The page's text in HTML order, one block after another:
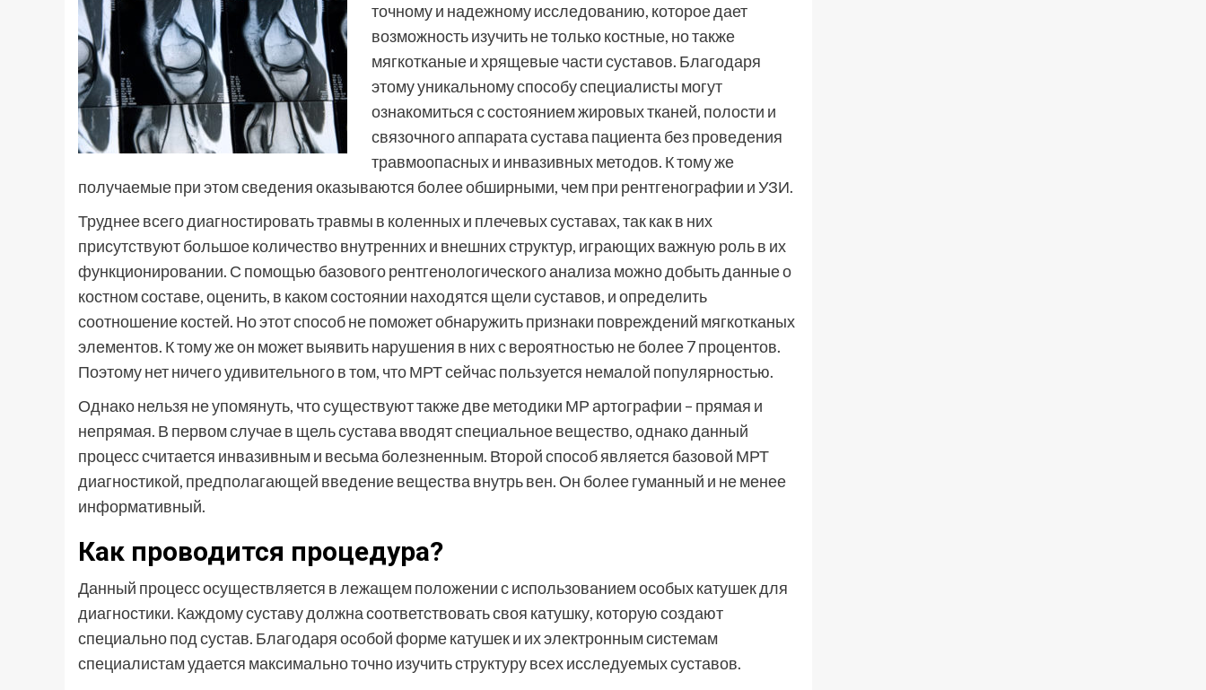
точному и надежному исследованию, которое дает
возможность изучить не только костные, но также
мягкотканые и хрящевые части суставов. Благодаря
этому уникальному способу специалисты могут
ознакомиться с состоянием жировых тканей, полости и
связочного аппарата сустава пациента без проведения
травмоопасных и инвазивных методов. К тому же
получаемые при этом сведения оказываются более обширными, чем при рентгенографии и УЗИ.
Труднее всего диагностировать травмы в коленных и плечевых суставах, так как в них
присутствуют большое количество внутренних и внешних структур, играющих важную роль в их
функционировании. С помощью базового рентгенологического анализа можно добыть данные о
костном составе, оценить, в каком состоянии находятся щели суставов, и определить
соотношение костей. Но этот способ не поможет обнаружить признаки повреждений мягкотканых
элементов. К тому же он может выявить нарушения в них с вероятностью не более 7 процентов.
Поэтому нет ничего удивительного в том, что МРТ сейчас пользуется немалой популярностью.
Однако нельзя не упомянуть, что существуют также две методики МР артографии – прямая и
непрямая. В первом случае в щель сустава вводят специальное вещество, однако данный
процесс считается инвазивным и весьма болезненным. Второй способ является базовой МРТ
диагностикой, предполагающей введение вещества внутрь вен. Он более гуманный и не менее
информативный.
Как проводится процедура?
Данный процесс осуществляется в лежащем положении с использованием особых катушек для
диагностики. Каждому суставу должна соответствовать своя катушку, которую создают
специально под сустав. Благодаря особой форме катушек и их электронным системам
специалистам удается максимально точно изучить структуру всех исследуемых суставов.